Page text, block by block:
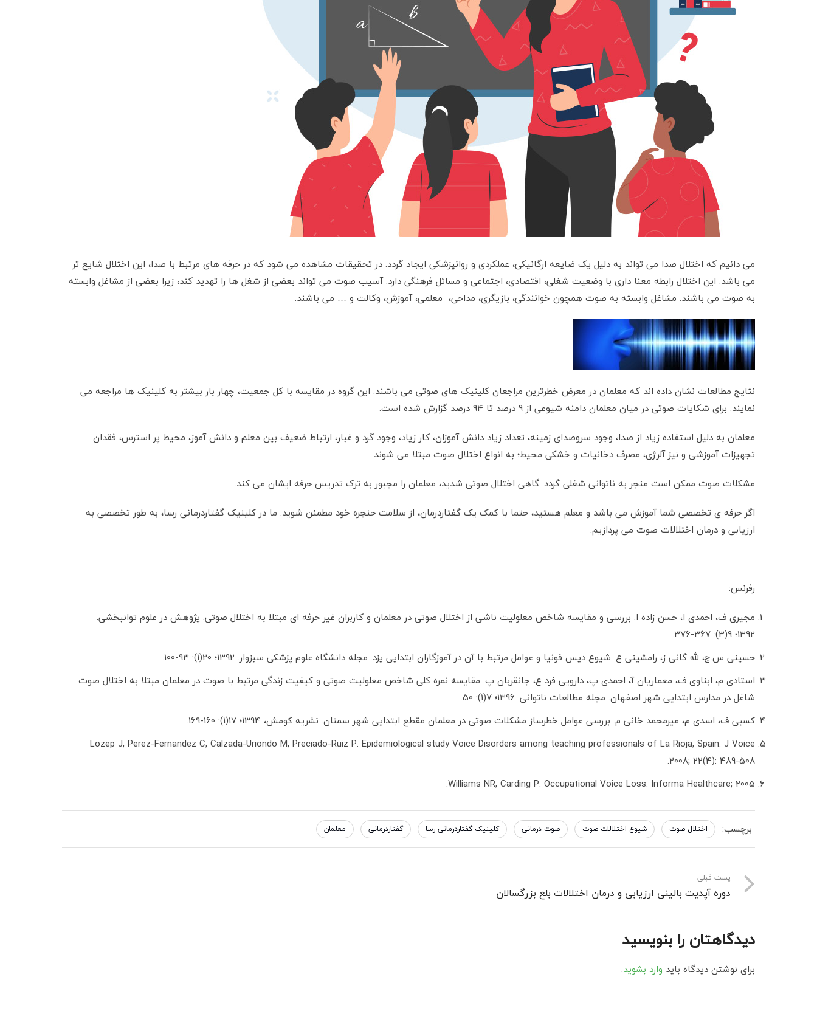
می دانیم که اختلال صدا می تواند به دلیل یک ضایعه ارگانیکی، عملکردی و روانپزشکی ایجاد گردد. در تحقیقات مشاهده می شود که در حرفه های مرتبط با صدا، این اختلال شایع تر
می باشد. این اختلال رابطه معنا داری با وضعیت شغلی، اقتصادی، اجتماعی و مسائل فرهنگی دارد. آسیب صوت می تواند بعضی از شغل ها را تهدید کند، زیرا بعضی از مشاغل وابسته
به صوت می باشند. مشاغل وابسته به صوت همچون خوانندگی، بازیگری، مداحی، معلمی، آموزش، وکالت و … می باشند.
نتایج مطالعات نشان داده اند که معلمان در معرض خطرترین مراجعان کلینیک های صوتی می باشند. این گروه در مقایسه با کل جمعیت، چهار بار بیشتر به کلینیک ها مراجعه می
نمایند. برای شکایات صوتی در میان معلمان دامنه شیوعی از 9 درصد تا 94 درصد گزارش شده است.
معلمان به دلیل استفاده زیاد از صدا، وجود سروصدای زمینه، تعداد زیاد دانش آموزان، کار زیاد، وجود گرد و غبار، ارتباط ضعیف بین معلم و دانش آموز، محیط پر استرس، فقدان
تجهیزات آموزشی و نیز آلرژی، مصرف دخانیات و خشکی محیط؛ به انواع اختلال صوت مبتلا می شوند.
مشکلات صوت ممکن است منجر به ناتوانی شغلی گردد. گاهی اختلال صوتی شدید، معلمان را مجبور به ترک تدریس حرفه ایشان می کند.
اگر حرفه ی تخصصی شما آموزش می باشد و معلم هستید، حتما با کمک یک گفتاردرمان، از سلامت حنجره خود مطمئن شوید. ما در کلینیک گفتاردرمانی رسا، به طور تخصصی به
ارزیابی و درمان اختلالات صوت می پردازیم.
رفرنس:
مجیری ف، احمدی ا، حسن زاده ا. بررسی و مقایسه شاخص معلولیت ناشی از اختلال صوتی در معلمان و کاربران غیر حرفه ای مبتلا به اختلال صوتی. پژوهش در علوم توانبخشی.
1392؛ 9(3): 367-376.
حسینی س.ج، لله گانی ز، رامشینی ع. شیوع دیس فونیا و عوامل مرتبط با آن در آموزگاران ابتدایی یزد. مجله دانشگاه علوم پزشکی سبزوار. 1392؛ 20(1): 93-100.
استادی م، ابناوی ف، معماریان آ، احمدی پ، دارویی فرد ع، جانقربان پ. مقایسه نمره کلی شاخص معلولیت صوتی و کیفیت زندگی مرتبط با صوت در معلمان مبتلا به اختلال صوت
شاغل در مدارس ابتدایی شهر اصفهان. مجله مطالعات ناتوانی. 1396؛ 7(1): 50.
کسبی ف، اسدی م، میرمحمد خانی م. بررسی عوامل خطرساز مشکلات صوتی در معلمان مقطع ابتدایی شهر سمنان. نشریه کومش، 1394؛ 17(1): 160-169.
Lozep J, Perez-Fernandez C, Calzada-Uriondo M, Preciado-Ruiz P. Epidemiological study Voice Disorders among teaching professionals of La Rioja, Spain. J Voice
2008; 22(4): 489-508.
Williams NR, Carding P. Occupational Voice Loss. Informa Healthcare; 2005.
برچسب: اختلال صوت شیوع اختلالات صوت صوت درمانی کلینیک گفتاردرمانی رسا گفتاردرمانی معلمان
پست قبلی
دوره آپدیت بالینی ارزیابی و درمان اختلالات بلع بزرگسالان
دیدگاهتان را بنویسید
برای نوشتن دیدگاه باید وارد بشوید.